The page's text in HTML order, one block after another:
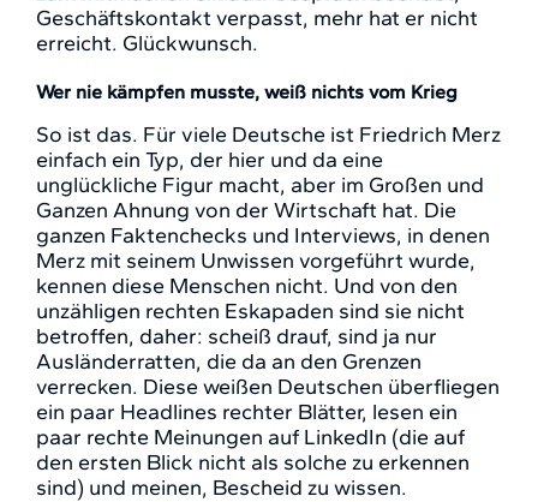
Geschäftskontakt verpasst, mehr hat er nicht
erreicht. Glückwunsch.
Wer nie kämpfen musste, weiß nichts vom Krieg
So ist das. Für viele Deutsche ist Friedrich Merz
einfach ein Typ, der hier und da eine
unglückliche Figur macht, aber im Großen und
Ganzen Ahnung von der Wirtschaft hat. Die
ganzen Faktenchecks und Interviews, in denen
Merz mit seinem Unwissen vorgeführt wurde,
kennen diese Menschen nicht. Und von den
unzähligen rechten Eskapaden sind sie nicht
betroffen, daher: scheiß drauf, sind ja nur
Ausländerratten, die da an den Grenzen
verrecken. Diese weißen Deutschen überfliegen
ein paar Headlines rechter Blätter, lesen ein
paar rechte Meinungen auf LinkedIn (die auf
den ersten Blick nicht als solche zu erkennen
sind) und meinen, Bescheid zu wissen.